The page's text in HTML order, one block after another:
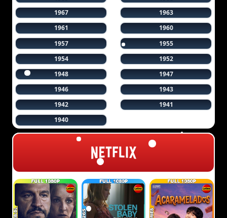
1967
1963
1961
1960
1957
1955
1954
1952
1948
1947
1946
1943
1942
1941
1940